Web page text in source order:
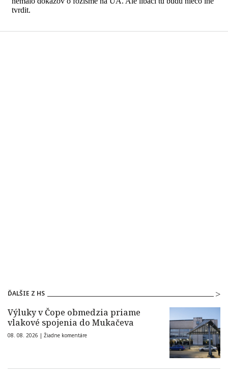
ĎALŠIE Z HS
Výluky v Čope obmedzia priame
vlakové spojenia do Mukačeva
08. 08. 2026 | Žiadne komentáre